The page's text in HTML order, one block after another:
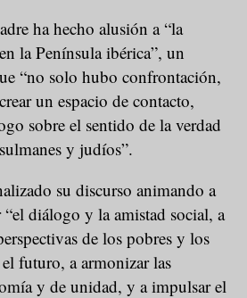
ha hecho alusión a “la
la Península ibérica”, un
“no solo hubo confrontación,
un espacio de contacto,
sobre el sentido de la verdad
y judíos”.
su discurso animando a
diálogo y la amistad social, a
de los pobres y los
futuro, a armonizar las
y de unidad, y a impulsar el